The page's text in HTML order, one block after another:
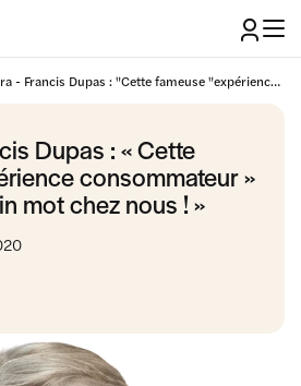
Camara - Francis Dupas : "Cette fameuse "expérience consommateur" n’est pas un vain mot chez nous !"
Dupas : « Cette
consommateur »
mot chez nous ! »